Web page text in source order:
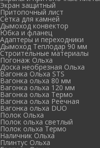
Экран защитный
Притопочный лист
Сетка для камней
Дымоход конвектор
Юбка и фланец
Адаптеры и переходники
Дымоход Теплодар 90 мм
Cтроительные материалы
Погонаж Ольха
Доска необрезная Ольха
Вагонка Ольха STS
Вагонка ольха 80 мм
Вагонка ольха 120 мм
Вагонка ольха Термо
Вагонка ольха Реечная
Вагонка ольха DUO
Полок Ольха
Полок ольха светлый
Полок ольха Термо
Наличник Ольха
Плинтус Ольха